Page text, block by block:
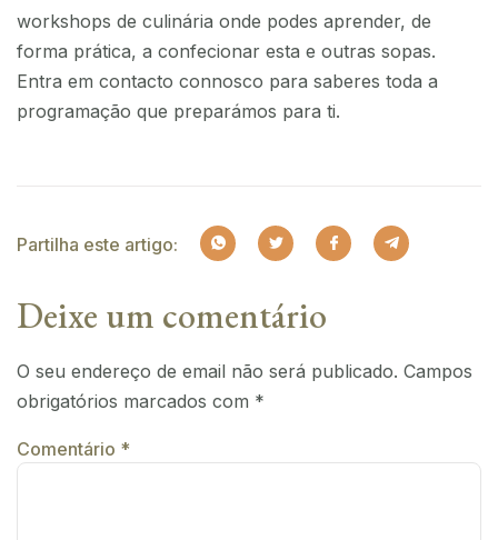
workshops de culinária onde podes aprender, de
forma prática, a confecionar esta e outras sopas.
Entra em contacto connosco para saberes toda a
programação que preparámos para ti.
Partilha este artigo:
Deixe um comentário
O seu endereço de email não será publicado. Campos
obrigatórios marcados com *
Comentário *